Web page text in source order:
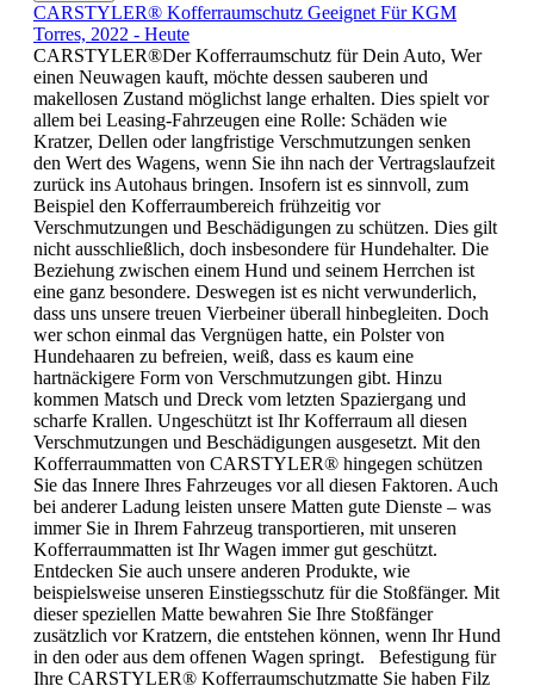
CARSTYLER® Kofferraumschutz Geeignet Für KGM
Torres, 2022 - Heute
CARSTYLER®Der Kofferraumschutz für Dein Auto, Wer
einen Neuwagen kauft, möchte dessen sauberen und
makellosen Zustand möglichst lange erhalten. Dies spielt vor
allem bei Leasing-Fahrzeugen eine Rolle: Schäden wie
Kratzer, Dellen oder langfristige Verschmutzungen senken
den Wert des Wagens, wenn Sie ihn nach der Vertragslaufzeit
zurück ins Autohaus bringen. Insofern ist es sinnvoll, zum
Beispiel den Kofferraumbereich frühzeitig vor
Verschmutzungen und Beschädigungen zu schützen. Dies gilt
nicht ausschließlich, doch insbesondere für Hundehalter. Die
Beziehung zwischen einem Hund und seinem Herrchen ist
eine ganz besondere. Deswegen ist es nicht verwunderlich,
dass uns unsere treuen Vierbeiner überall hinbegleiten. Doch
wer schon einmal das Vergnügen hatte, ein Polster von
Hundehaaren zu befreien, weiß, dass es kaum eine
hartnäckigere Form von Verschmutzungen gibt. Hinzu
kommen Matsch und Dreck vom letzten Spaziergang und
scharfe Krallen. Ungeschützt ist Ihr Kofferraum all diesen
Verschmutzungen und Beschädigungen ausgesetzt. Mit den
Kofferraummatten von CARSTYLER® hingegen schützen
Sie das Innere Ihres Fahrzeuges vor all diesen Faktoren. Auch
bei anderer Ladung leisten unsere Matten gute Dienste – was
immer Sie in Ihrem Fahrzeug transportieren, mit unseren
Kofferraummatten ist Ihr Wagen immer gut geschützt.
Entdecken Sie auch unsere anderen Produkte, wie
beispielsweise unseren Einstiegsschutz für die Stoßfänger. Mit
dieser speziellen Matte bewahren Sie Ihre Stoßfänger
zusätzlich vor Kratzern, die entstehen können, wenn Ihr Hund
in den oder aus dem offenen Wagen springt. Befestigung für
Ihre CARSTYLER® Kofferraumschutzmatte Sie haben Filz